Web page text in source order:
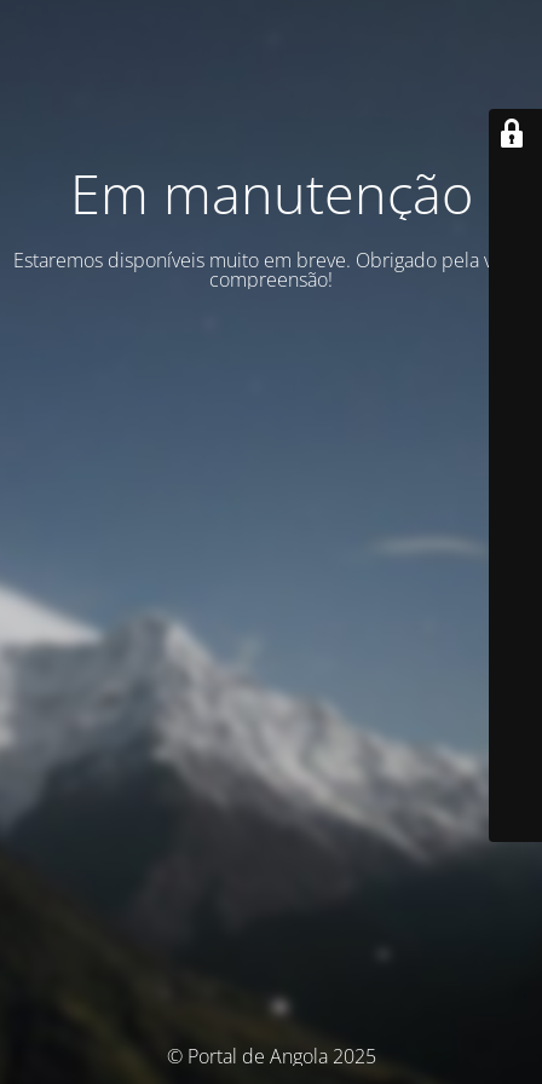
Em manutenção
Estaremos disponíveis muito em breve. Obrigado pela vossa
compreensão!
© Portal de Angola 2025